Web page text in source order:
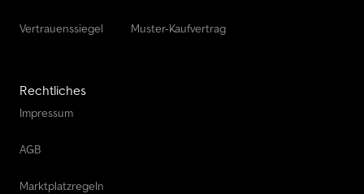
Vertrauenssiegel Muster-Kaufvertrag
Rechtliches
Impressum
AGB
Marktplatzregeln